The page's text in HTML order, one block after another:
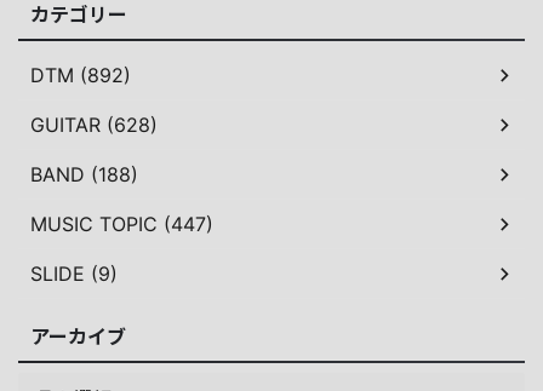
カテゴリー
DTM (892)
GUITAR (628)
BAND (188)
MUSIC TOPIC (447)
SLIDE (9)
アーカイブ